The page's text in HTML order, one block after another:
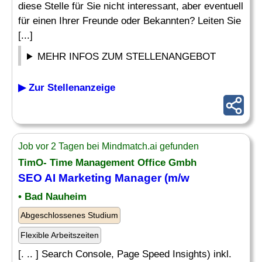
diese Stelle für Sie nicht interessant, aber eventuell
für einen Ihrer Freunde oder Bekannten? Leiten Sie
[...]
MEHR INFOS ZUM STELLENANGEBOT
▶ Zur Stellenanzeige
Job vor 2 Tagen bei Mindmatch.ai gefunden
TimO- Time Management Office Gmbh
SEO AI Marketing Manager (m/w
• Bad Nauheim
Abgeschlossenes Studium
Flexible Arbeitszeiten
[. .. ] Search Console, Page Speed Insights) inkl.